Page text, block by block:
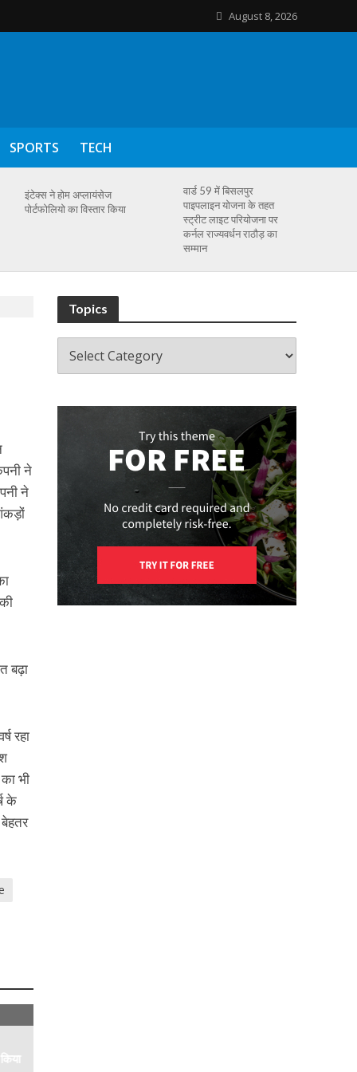
August 8, 2026
SPORTS TECH
इंटेक्स ने होम अप्लायंसेज
पोर्टफोलियो का विस्तार किया
वार्ड 59 में बिसलपुर
पाइपलाइन योजना के तहत
स्ट्रीट लाइट परियोजना पर
कर्नल राज्यवर्धन राठौड़ का
सम्मान
ने
ने
बढ़ा
रहा
भी
के
Topics